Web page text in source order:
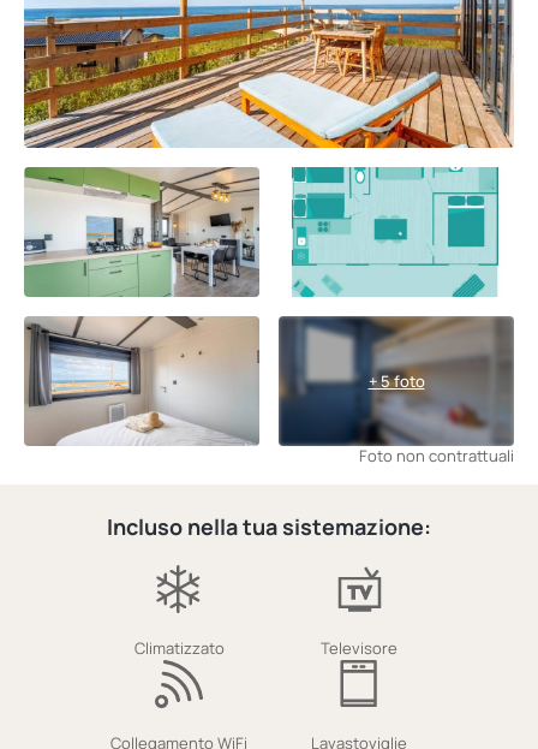
+ 5 foto
Foto non contrattuali
Incluso nella tua sistemazione:
Climatizzato Televisore
Collegamento WiFi
Lavastoviglie